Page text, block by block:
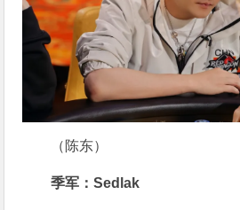
（陈东）
季军：Sedlak